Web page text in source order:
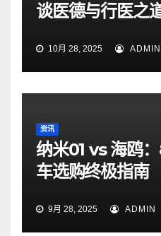
谈医德与行医之
10月 28, 2025 ADMIN
资讯
纳米01 vs 海鸥
车选购终极指南
9月 28, 2025 ADMIN